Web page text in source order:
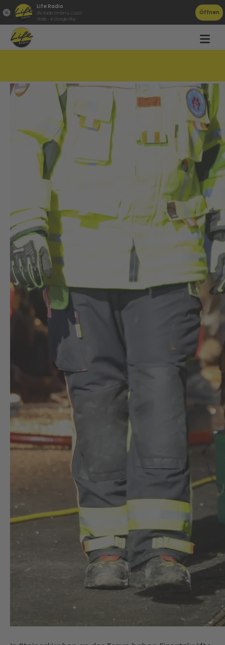
Life Radio
Life Radio GmbH & Co.KG
Gratis - in Google Play
Öffnen